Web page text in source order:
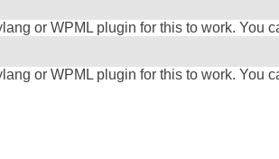
or WPML plugin for this to work. You
or WPML plugin for this to work. You